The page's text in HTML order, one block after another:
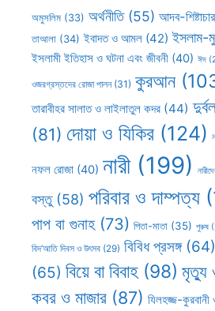
অমুসলিম (33) অর্থনীতি(55) আদব-
তাআলা (34) ইবাদত ও আমল (42) ইসলাম-
ইসলামী ইতিহাস ও ঘটনা এবং জীবনী (40) ঈদ
ওজরগ্রস্তদের রোজা পালন(31) কুরআন
তারাবীহর সালাত ও লাইলাতুল কদর (44)
(81) দোয়া ও যিকির (124)
নফল রোজা (40) নারী(199)
বস্তু(58) পরিবার ও দাম্পত্য
পাপ বা গুনাহ(73) পিতা-মাতা (35) পুরুষ
বিদ’আতি দিবস ও উৎসব (29) বিবিধ প্রসঙ্গ(64)
(65) বিয়ে বা বিবাহ (98) মৃত্যু
কবর ও মাজার (87) যিলহজ্জ-